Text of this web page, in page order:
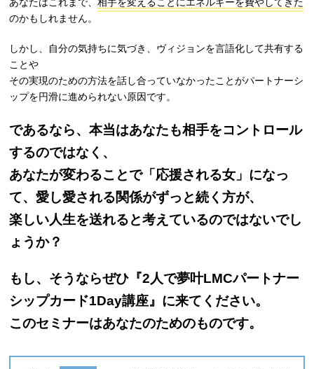
のかもしれません。
しかし、自分の気持ちに気づき、ヴィジョンを言語化して共有する
ことや
その実現のための方法を話し合っていなかったことがパートナーシ
ップを円滑に進められない原因です。
であるなら、本当はあなたも相手をコントロール
するのではなく、
あなたが変わることで「応援される女」になっ
て、愛し愛される関係がずっと続く方が、
楽しい人生を送れると考えているのではないでし
ょうか？
もし、そうならぜひ『2人で夢叶LMCパートナー
シップカード1Day講座』に来てください。
このセミナーはあなたのためのものです。